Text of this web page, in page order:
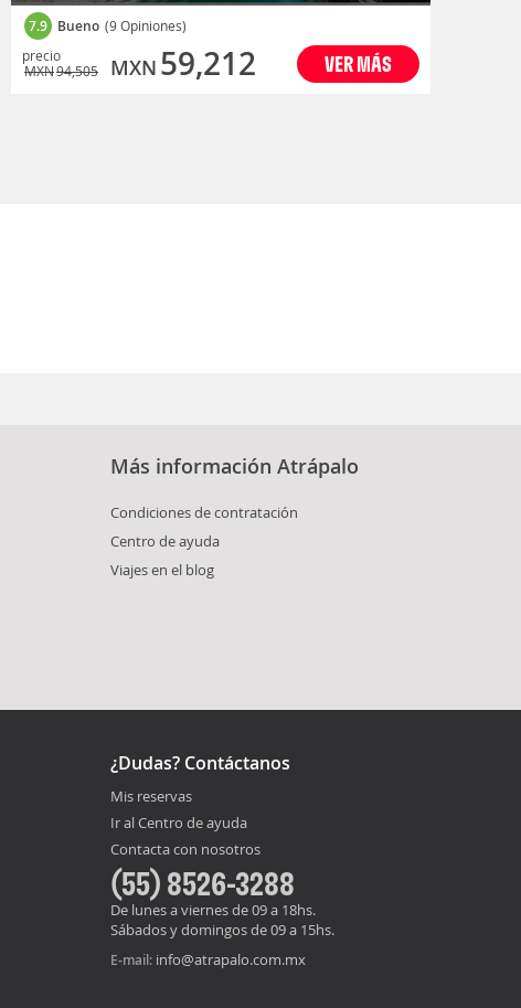
7.9 Bueno (9 Opiniones)
VER MÁS
precio
MXN94,505 MXN 59,212
Más información Atrápalo
Condiciones de contratación
Centro de ayuda
Viajes en el blog
¿Dudas? Contáctanos
Mis reservas
Ir al Centro de ayuda
Contacta con nosotros
(55) 8526-3288
De lunes a viernes de 09 a 18hs.
Sábados y domingos de 09 a 15hs.
E-mail: info@atrapalo.com.mx